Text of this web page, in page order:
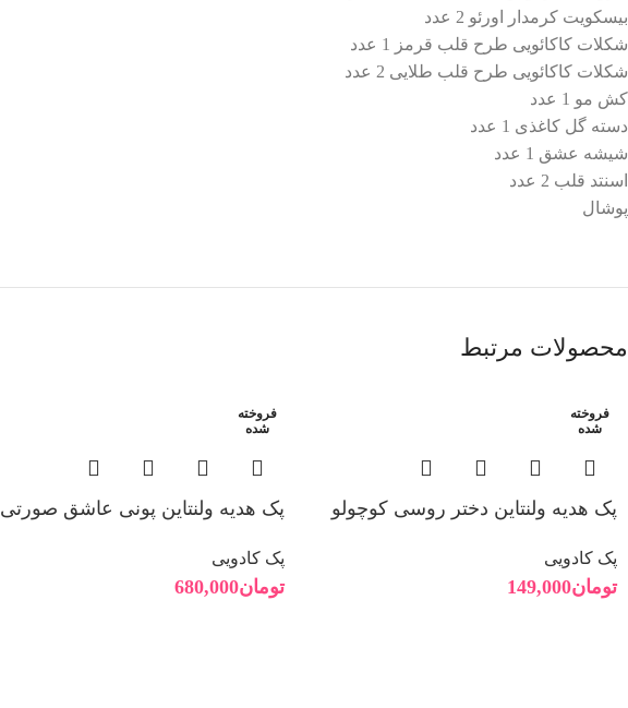
بیسکویت کرمدار اورئو 2 عدد
شکلات کاکائویی طرح قلب قرمز 1 عدد
شکلات کاکائویی طرح قلب طلایی 2 عدد
کش مو 1 عدد
دسته گل کاغذی 1 عدد
شیشه عشق 1 عدد
اسنتد قلب 2 عدد
پوشال
محصولات مرتبط
فروخته
شده
پک هدیه ولنتاین دختر روسی کوچولو
پک کادویی
تومان149,000
فروخته
شده
پک هدیه ولنتاین پونی عاشق صورتی
پک کادویی
تومان680,000